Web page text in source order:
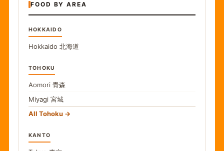
FOOD BY AREA
HOKKAIDO
Hokkaido 北海道
TOHOKU
Aomori 青森
Miyagi 宮城
All Tohoku
KANTO